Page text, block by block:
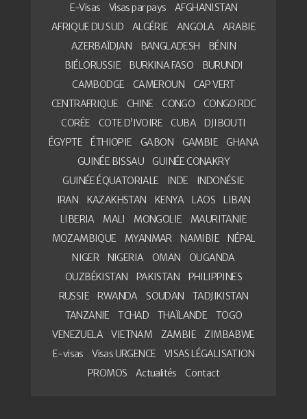
E-Visas Visas par pays
AFGHANISTAN
AFRIQUE DU SUD
ALGÉRIE ANGOLA
ARABIE
AZERBAÏDJAN
BANGLADESH
BÉNIN
BIÉLORUSSIE
BURKINA FASO
BURUNDI
CAMBODGE
CAMEROUN
CAP VERT
CENTRAFRIQUE
CHINE CONGO
CONGO RDC
CORÉE
COTE D’IVOIRE CUBA
DJIBOUTI
ÉGYPTE
ÉTHIOPIE GABON GAMBIE
GHANA
GUINÉE BISSAU
GUINÉE CONAKRY
GUINÉE ÉQUATORIALE
INDE
INDONÉSIE
IRAN
KAZAKHSTAN KENYA LAOS
LIBAN
LIBERIA
MALI MONGOLIE
MAURITANIE
MOZAMBIQUE
MYANMAR NAMIBIE
NÉPAL
NIGER
NIGERIA OMAN
OUGANDA
OUZBÉKISTAN
PAKISTAN
PHILIPPINES
RUSSIE
RWANDA SOUDAN
TADJIKISTAN
TANZANIE
TCHAD THAÏLANDE
TOGO
VENEZUELA
VIETNAM ZAMBIE
ZIMBABWE
E-visas
Visas URGENCE
VISAS LÉGALISATION
PROMOS
Actualités Contact